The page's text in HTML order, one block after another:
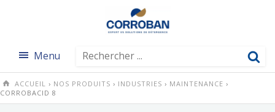
Menu
ACCUEIL › NOS PRODUITS › INDUSTRIES › MAINTENANCE ›
CORROBACID 8